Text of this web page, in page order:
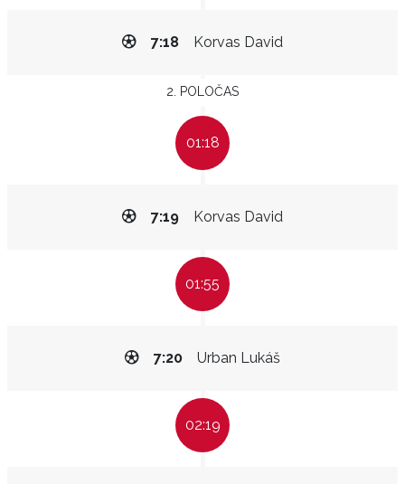
Korvas David
7:18
2. POLOČAS
01:18
Korvas David
7:19
01:55
Urban Lukáš
7:20
02:19